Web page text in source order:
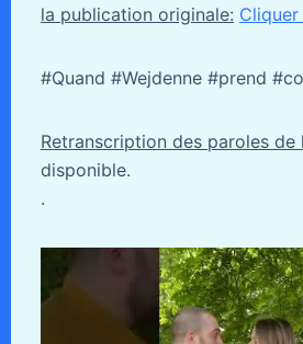
la publication originale: Cliquer
#Quand #Wejdenne #prend
Retranscription des paroles de
disponible.
.